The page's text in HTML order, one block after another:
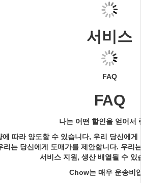
서비스
FAQ
FAQ
나는 어떤 할인을 얻어서
에 따라 양도할 수 있습니다, 우리 당신에
리는 당신에게 도매가를 제안합니다. 우리
서비스 지원, 생산 배열될 수 있
Chow는 매우 운송비